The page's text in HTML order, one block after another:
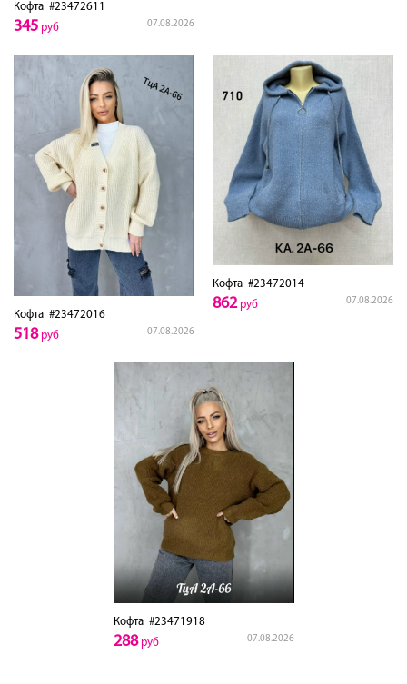
Кофта #23472611
07.08.2026
345 руб
Кофта #23472016
07.08.2026
518руб
Кофта #23472014
07.08.2026
862руб
Кофта#23471918
07.08.2026
288руб